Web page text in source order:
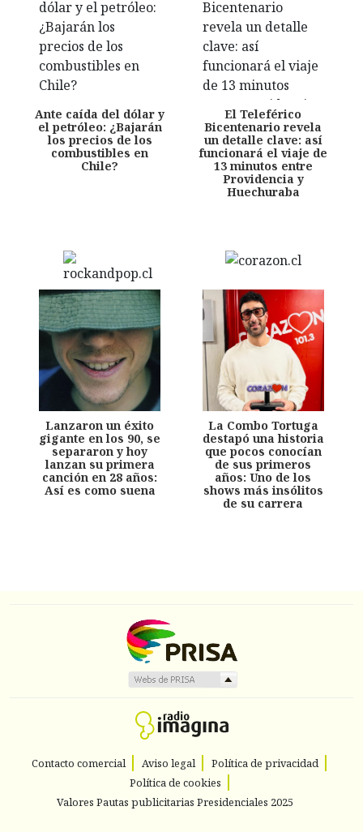
Ante caída del dólar y
el petróleo: ¿Bajarán
los precios de los
combustibles en
Chile?
El Teleférico
Bicentenario revela
un detalle clave: así
funcionará el viaje de
13 minutos entre
Providencia y
Huechuraba
Lanzaron un éxito
gigante en los 90, se
separaron y hoy
lanzan su primera
canción en 28 años:
Así es como suena
La Combo Tortuga
destapó una historia
que pocos conocían
de sus primeros
años: Uno de los
shows más insólitos
de su carrera
Contacto comercial Aviso legal
Política de privacidad
Política de cookies
Valores Pautas publicitarias Presidenciales 2025